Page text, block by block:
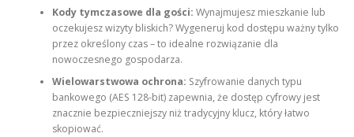
Kody tymczasowe dla gości: Wynajmujesz mieszkanie lub
oczekujesz wizyty bliskich? Wygeneruj kod dostępu ważny tylko
przez określony czas – to idealne rozwiązanie dla
nowoczesnego gospodarza.
Wielowarstwowa ochrona: Szyfrowanie danych typu
bankowego (AES 128-bit) zapewnia, że dostęp cyfrowy jest
znacznie bezpieczniejszy niż tradycyjny klucz, który łatwo
skopiować.